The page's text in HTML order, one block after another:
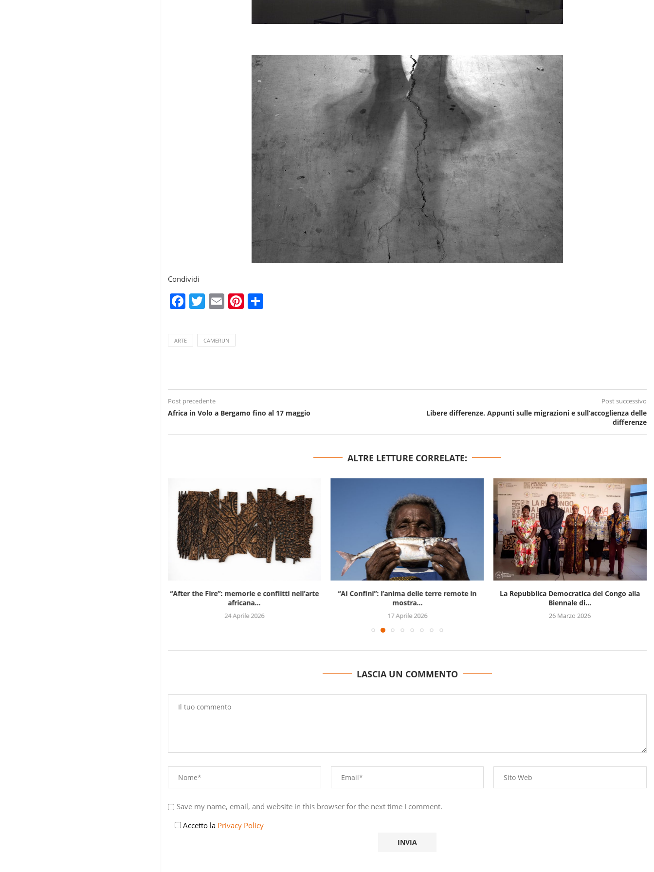
Condividi
Facebook
Twitter
EmailPinterest
ARTE CAMERUN
Post precedente
Africa in Volo a Bergamo fino al 17 maggio
Post successivo
Libere differenze. Appunti sulle migrazioni e sull’accoglienza delle
differenze
ALTRE LETTURE CORRELATE:
“After the Fire”: memorie e conflitti nell’arte
africana...
24 Aprile 2026
“Ai Confini”: l’anima delle terre remote in
mostra...
17 Aprile 2026
La Repubblica Democratica del Congo alla
Biennale di...
26 Marzo 2026
LASCIA UN COMMENTO
Save my name, email, and website in this browser for the next time I comment.
Accetto la Privacy Policy